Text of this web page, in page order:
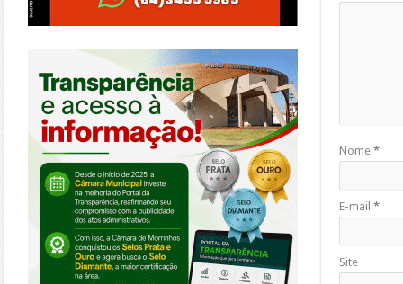
Nome *
E-mail *
Site
https://morrinhos.go.leg.br/